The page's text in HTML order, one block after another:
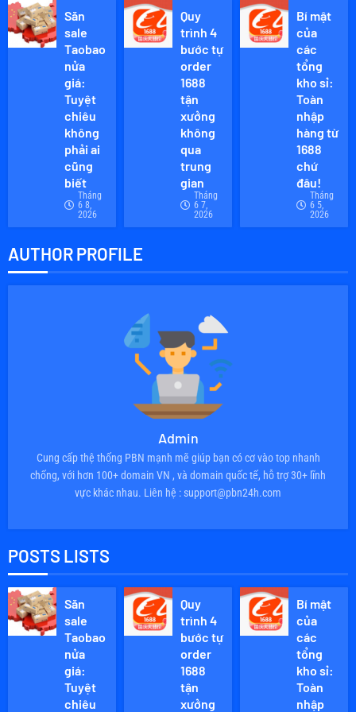
Săn
sale
Taobao
nửa
giá:
Tuyệt
chiêu
không
phải ai
cũng
biết
Tháng
6 8,
2026
Quy
trình 4
bước tự
order
1688
tận
xưởng
không
qua
trung
gian
Tháng
6 7,
2026
Bí mật
của
các
tổng
kho sỉ:
Toàn
nhập
hàng từ
1688
chứ
đâu!
Tháng
6 5,
2026
AUTHOR PROFILE
Admin
Cung cấp thệ thống PBN mạnh mẽ giúp bạn có cơ vào top nhanh
chống, với hơn 100+ domain VN , và domain quốc tế, hỗ trợ 30+ lĩnh
vực khác nhau. Liên hệ : support@pbn24h.com
POSTS LISTS
Săn
sale
Taobao
nửa
giá:
Tuyệt
chiêu
Quy
trình 4
bước tự
order
1688
tận
xưởng
Bí mật
của
các
tổng
kho sỉ:
Toàn
nhập